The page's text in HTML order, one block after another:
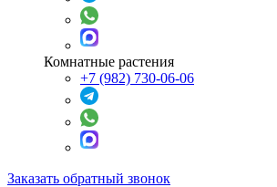
Комнатные растения
+7 (982) 730-06-06
Заказать обратный звонок